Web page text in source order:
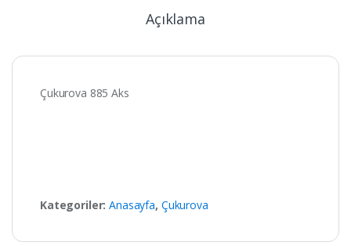
Açıklama
Çukurova 885 Aks
Kategoriler:Anasayfa, Çukurova